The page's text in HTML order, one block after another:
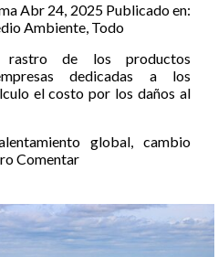
Abr 24, 2025 Publicado en:
Ambiente, Todo
de los productos
dedicadas a los
el costo por los daños al
global, cambio
Comentar